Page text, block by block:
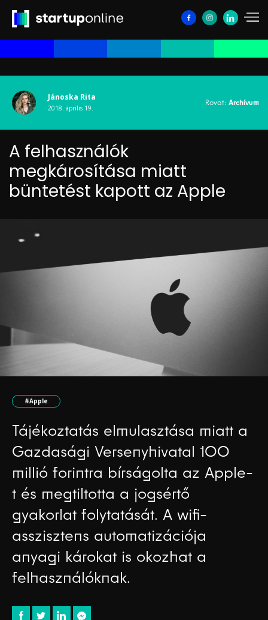
Jánoska Rita
2018. április 19.
Rovat: Archívum
A felhasználók
megkárosítása miatt
büntetést kapott az Apple
#Apple
Tájékoztatás elmulasztása miatt a
Gazdasági Versenyhivatal 100
millió forintra bírságolta az Apple-
t és megtiltotta a jogsértő
gyakorlat folytatását. A wifi-
asszisztens automatizációja
anyagi károkat is okozhat a
felhasználóknak.